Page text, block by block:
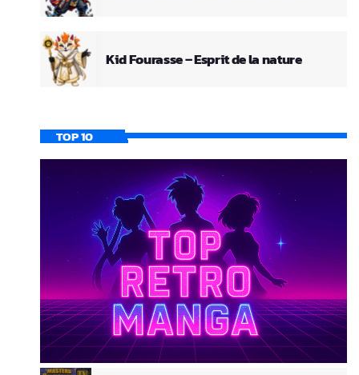
Kid Fourasse – Esprit de la nature
TOP 10